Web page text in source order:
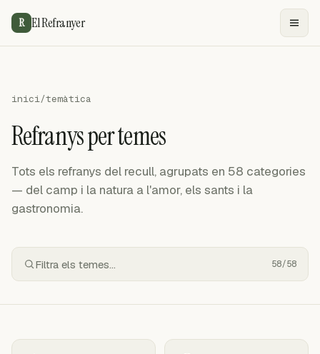
R El Refranyer
inici/temàtica
Refranys per temes
Tots els refranys del recull, agrupats en 58 categories
— del camp i la natura a l'amor, els sants i la
gastronomia.
58/58